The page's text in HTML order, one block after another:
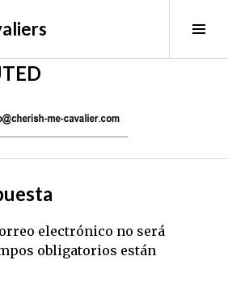
electrónico no será
obligatorios están